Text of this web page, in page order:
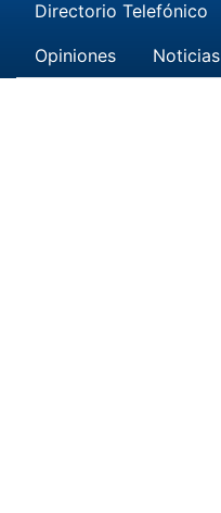
Directorio Telefónico
Opiniones Noticias